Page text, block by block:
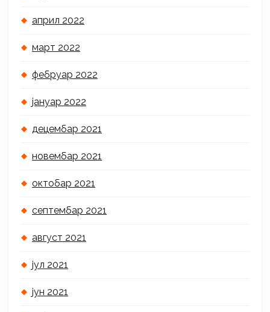
април 2022
март 2022
фебруар 2022
јануар 2022
децембар 2021
новембар 2021
октобар 2021
септембар 2021
август 2021
јул 2021
јун 2021